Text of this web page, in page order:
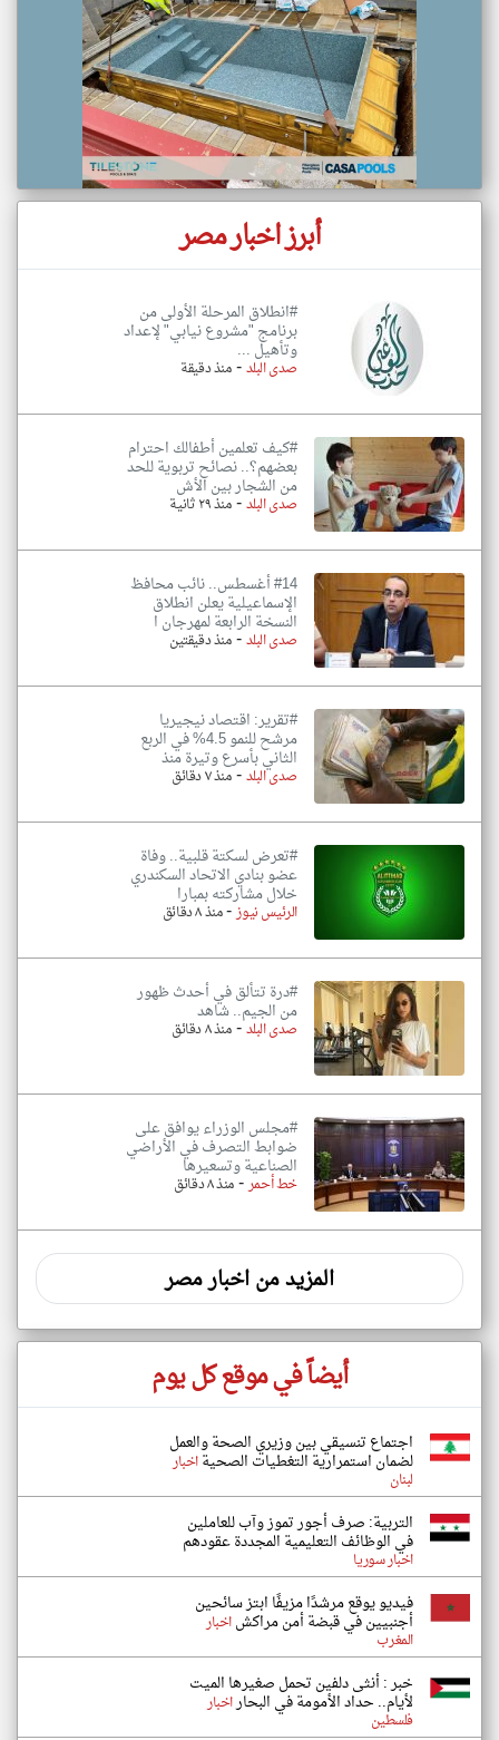
أبرز اخبار مصر
#انطلاق المرحلة الأولى من
برنامج "مشروع نيابي" لإعداد
وتأهيل ...
صدى البلد-منذ دقيقة
#كيف تعلمين أطفالك احترام
بعضهم؟.. نصائح تربوية للحد
من الشجار بين الأش
صدى البلد-منذ ٢٩ ثانية
#14 أغسطس.. نائب محافظ
الإسماعيلية يعلن انطلاق
النسخة الرابعة لمهرجان ا
صدى البلد-منذ دقيقتين
#تقرير: اقتصاد نيجيريا
مرشح للنمو 4.5% في الربع
الثاني بأسرع وتيرة منذ
صدى البلد-منذ ٧ دقائق
#تعرض لسكتة قلبية.. وفاة
عضو بنادي الاتحاد السكندري
خلال مشاركته بمبارا
الرئيس نيوز-منذ ٨ دقائق
#درة تتألق في أحدث ظهور
من الجيم.. شاهد
صدى البلد-منذ ٨ دقائق
#مجلس الوزراء يوافق على
ضوابط التصرف في الأراضي
الصناعية وتسعيرها
خط أحمر-منذ ٨ دقائق
المزيد من اخبار مصر
أيضاً في موقع كل يوم
اجتماع تنسيقي بين وزيري الصحة والعمل
لضمان استمرارية التغطيات الصحيةاخبار
لبنان
التربية: صرف أجور تموز وآب للعاملين
في الوظائف ‏التعليمية المجددة عقودهم ‏
اخبار سوريا
فيديو يوقع مرشدًا مزيفًا ابتز سائحين
أجنبيين في قبضة أمن مراكشاخبار
المغرب
خبر : أنثى دلفين تحمل صغيرها الميت
لأيام.. حداد الأمومة في البحاراخبار
فلسطين